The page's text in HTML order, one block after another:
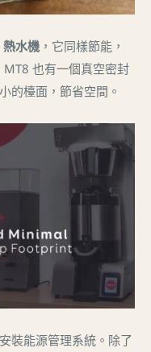
水機 ，它同樣節能，
也有一個真空密封
的檯面，節省空間。
裝能源管理系統。除了